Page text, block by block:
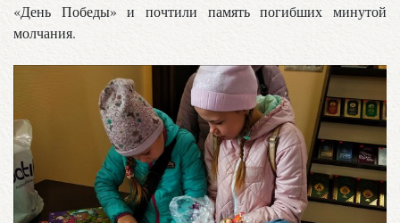
«День Победы» и почтили память погибших минутой
молчания.